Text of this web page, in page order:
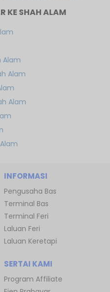
KE SHAH ALAM
Alam
Alam
Alam
INFORMASI
Pengusaha Bas
Terminal Bas
Terminal Feri
Laluan Feri
Laluan Keretapi
SERTAI KAMI
Program Affiliate